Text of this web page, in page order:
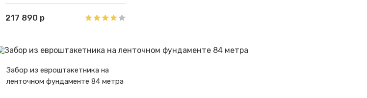
217 890 р
Забор из евроштакетника на
ленточном фундаменте 84 метра